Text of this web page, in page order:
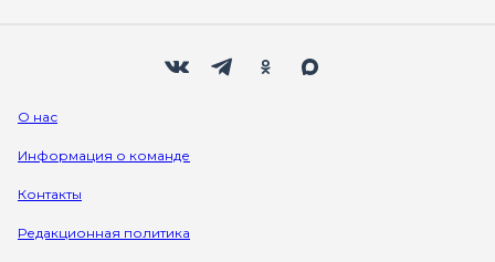
О нас
Информация о команде
Контакты
Редакционная политика